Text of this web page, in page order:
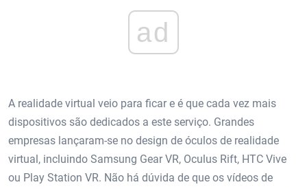
ad
A realidade virtual veio para ficar e é que cada vez mais
dispositivos são dedicados a este serviço. Grandes
empresas lançaram-se no design de óculos de realidade
virtual, incluindo Samsung Gear VR, Oculus Rift, HTC Vive
ou Play Station VR. Não há dúvida de que os vídeos de